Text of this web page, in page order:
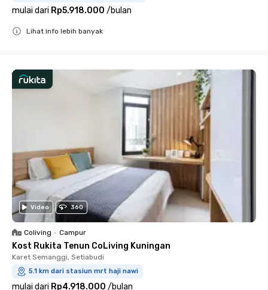
mulai dari Rp5.918.000 /bulan
Lihat info lebih banyak
Video 360
Coliving • Campur
Kost Rukita Tenun CoLiving Kuningan
Karet Semanggi, Setiabudi
5.1 km dari stasiun mrt haji nawi
mulai dari Rp4.918.000 /bulan